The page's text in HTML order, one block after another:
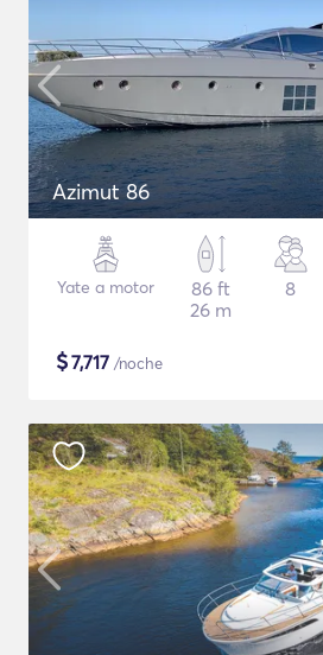
Azimut 86
Yate a motor
86 ft
26 m
8
$7,717 /noche